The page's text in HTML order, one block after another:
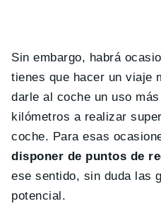
Sin embargo, habrá
tienes que hacer un viaje
darle al coche un uso
kilómetros a realizar
coche. Para esas
disponer de puntos de
ese sentido, sin duda las
potencial.